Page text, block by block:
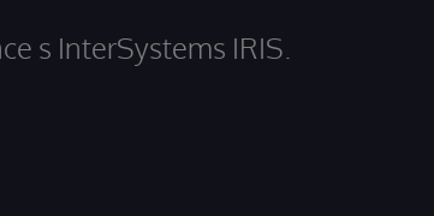
s InterSystems IRIS.